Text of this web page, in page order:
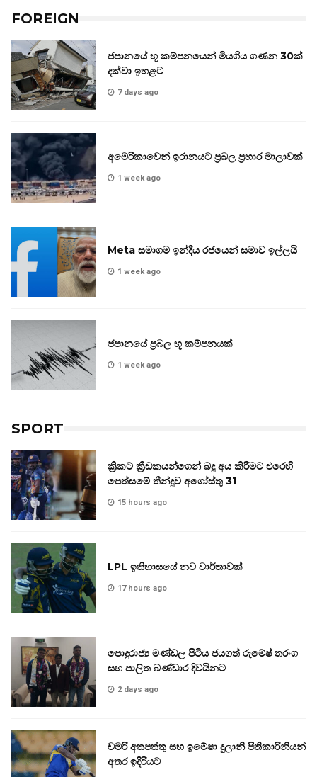
FOREIGN
ජපානයේ භූ කම්පනයෙන් මියගිය ගණන 30ක්
දක්වා ඉහළට
7 days ago
අමෙරිකාවෙන් ඉරානයට ප්‍රබල ප්‍රහාර මාලාවක්
1 week ago
Meta සමාගම ඉන්දීය රජයෙන් සමාව ඉල්ලයි
1 week ago
ජපානයේ ප්‍රබල භූ කම්පනයක්
1 week ago
SPORT
ක්‍රිකට් ක්‍රීඩකයන්ගෙන් බදු අය කිරීමට එරෙහි
පෙත්සමේ තීන්දුව අගෝස්තු 31
15 hours ago
LPL ඉතිහාසයේ නව වාර්තාවක්
17 hours ago
පොදුරාජ්‍ය මණ්ඩල පිටිය ජයගත් රුමේෂ් තරංග
සහ පාලිත බණ්ඩාර දිවයිනට
2 days ago
චමරි අතපත්තු සහ ඉමේෂා දුලානි පිතිකාරිනියන්
අතර ඉදිරියට